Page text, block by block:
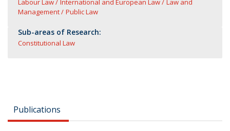
Labour Law International and European Law
Law and
Management
Public Law
Sub-areas of Research:
Constitutional Law
Publications